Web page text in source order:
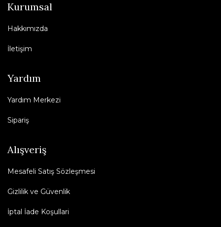
Kurumsal
Hakkımızda
İletişim
Yardım
Yardım Merkezi
Sipariş
Alışveriş
Mesafeli Satış Sözleşmesi
Gizlilik ve Güvenlik
İptal İade Koşullari